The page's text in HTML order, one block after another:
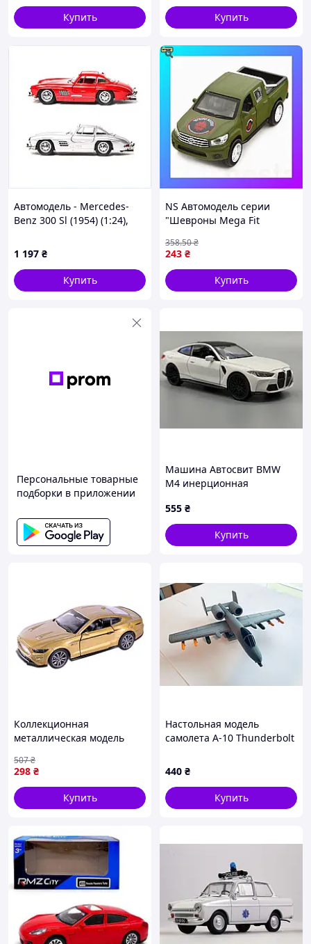
Купить Купить
Автомодель - Mercedes-
Benz 300 Sl (1954) (1:24),
1 197 ₴
Купить
NS Автомодель серии
"Шевроны Mega Fit
"КРАСНАЯ КАЛИНА"
Nes22/Q
243 ₴
358.50₴
Купить
Персональные товарные
подборки в приложении
Машина Автосвит BMW
M4 инерционная
свет 1:32 Белая (AP-2110)
555 ₴
Купить
Коллекционная
металлическая модель
со световыми эффектами
1:32 FK-15803
298 ₴
507₴
Купить
Настольная модель
самолета A-10 Thunderbolt
штурмовика, сувенир для
коллекции AnDrus
440 ₴
Купить